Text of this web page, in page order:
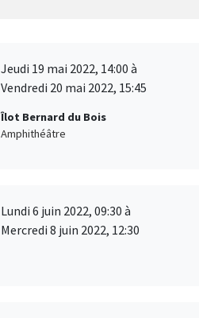
Jeudi 19 mai 2022, 14:00 à
Vendredi 20 mai 2022, 15:45
Îlot Bernard du Bois
Amphithéâtre
Lundi 6 juin 2022, 09:30 à
Mercredi 8 juin 2022, 12:30